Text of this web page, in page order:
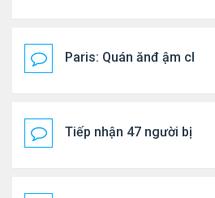
Paris: Quán ănđ ậm chất
Tiếp nhận 47 người bị